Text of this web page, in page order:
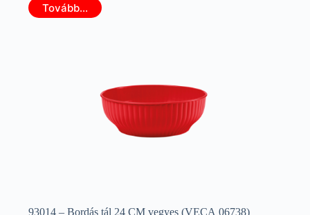
Tovább...
93014 – Bordás tál 24 CM vegyes (VECA 06738)